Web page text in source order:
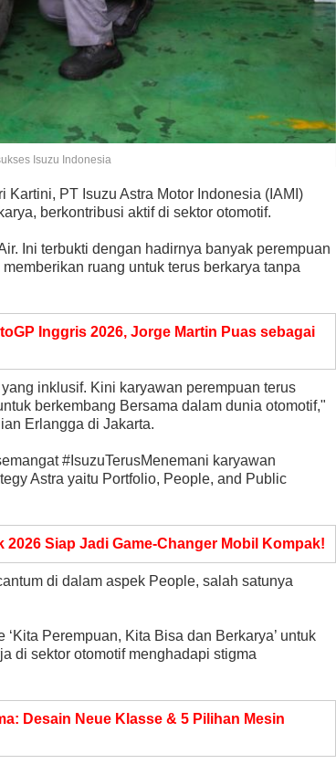
Isuzu Indonesia
PT Isuzu Astra Motor Indonesia (IAMI)
berkontribusi aktif di sektor otomotif.
Ini terbukti dengan hadirnya banyak perempuan
ruang untuk terus berkarya tanpa
Inggris 2026, Jorge Martin Puas sebagai
inklusif. Kini karyawan perempuan terus
berkembang Bersama dalam dunia otomotif,"
Erlangga di Jakarta.
#IsuzuTerusMenemani karyawan
Astra yaitu Portfolio, People, and Public
Siap Jadi Game-Changer Mobil Kompak!
di dalam aspek People, salah satunya
Perempuan, Kita Bisa dan Berkarya’ untuk
di sektor otomotif menghadapi stigma
Desain Neue Klasse & 5 Pilihan Mesin